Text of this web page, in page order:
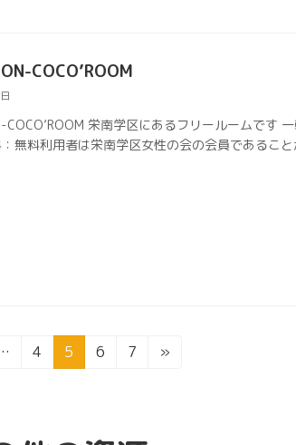
COCO’ROOM
COCO’ROOM 栄南学区にあるフリールームです
無料利用者は栄南学区女性の会の会員であるこ
固
4
固
定
5
固
6
固
7 »